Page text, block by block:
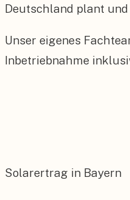
Deutschland plant
Unser eigenes
Inbetriebnahme
Solarertrag in Bayern